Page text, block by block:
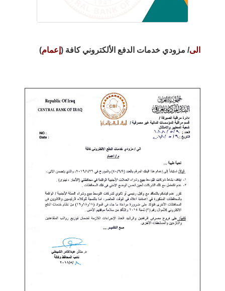
الى/ مزودي خدمات الدفع الألكتروني كافة (إعمام)